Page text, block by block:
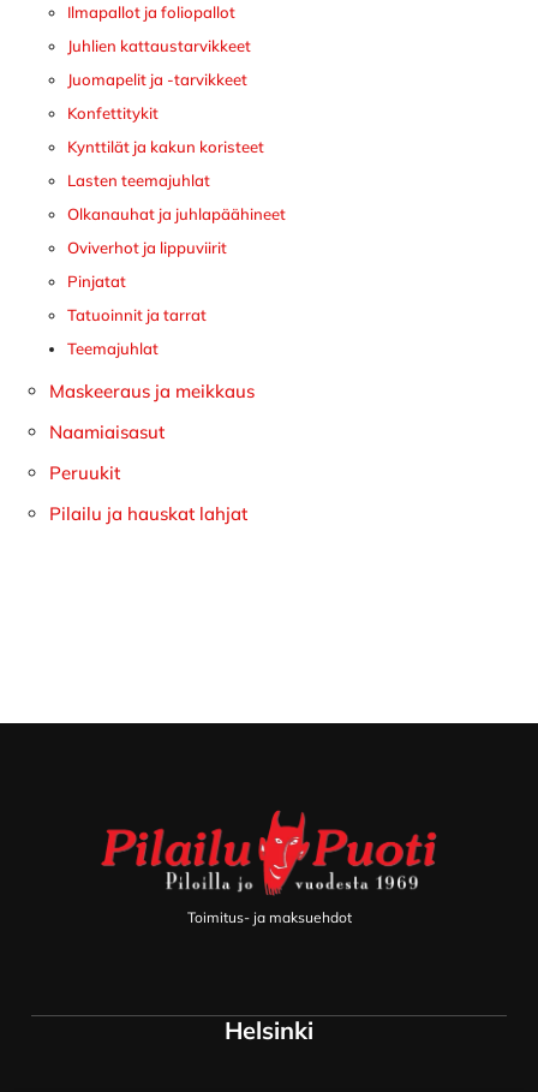
Ilmapallot ja foliopallot
Juhlien kattaustarvikkeet
Juomapelit ja -tarvikkeet
Konfettitykit
Kynttilät ja kakun koristeet
Lasten teemajuhlat
Olkanauhat ja juhlapäähineet
Oviverhot ja lippuviirit
Pinjatat
Tatuoinnit ja tarrat
Teemajuhlat
Maskeeraus ja meikkaus
Naamiaisasut
Peruukit
Pilailu ja hauskat lahjat
Toimitus- ja maksuehdot
Helsinki